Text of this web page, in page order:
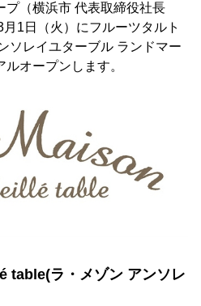
プ（横浜市 代表取締役社長
1日（火）にフルーツタルト
ソレイユターブル ランドマー
オープンします。
table(ラ・メゾン アンソレ